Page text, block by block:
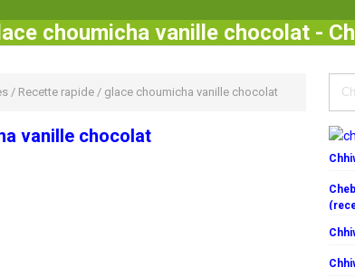
choumicha vanille chocolat -
/ Recette rapide/ glace choumicha vanille chocolat
vanille chocolat